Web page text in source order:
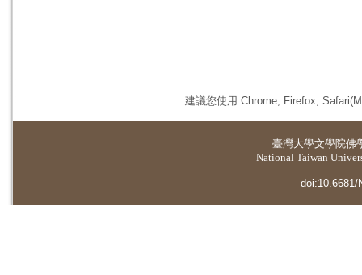
建議您使用 Chrome, Firefox,
臺灣大學文學院佛
National Taiwan
doi:10.6681/